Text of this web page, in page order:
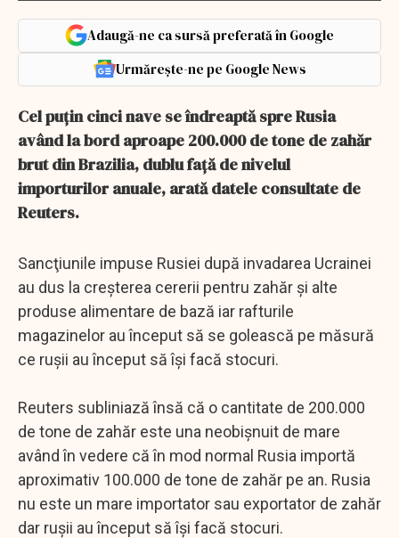
Adaugă-ne ca sursă preferată în Google
Urmărește-ne pe Google News
Cel puţin cinci nave se îndreaptă spre Rusia
având la bord aproape 200.000 de tone de zahăr
brut din Brazilia, dublu faţă de nivelul
importurilor anuale, arată datele consultate de
Reuters.
Sancţiunile impuse Rusiei după invadarea Ucrainei
au dus la creşterea cererii pentru zahăr şi alte
produse alimentare de bază iar rafturile
magazinelor au început să se golească pe măsură
ce ruşii au început să îşi facă stocuri.
Reuters subliniază însă că o cantitate de 200.000
de tone de zahăr este una neobişnuit de mare
având în vedere că în mod normal Rusia importă
aproximativ 100.000 de tone de zahăr pe an. Rusia
nu este un mare importator sau exportator de zahăr
dar ruşii au început să îşi facă stocuri.